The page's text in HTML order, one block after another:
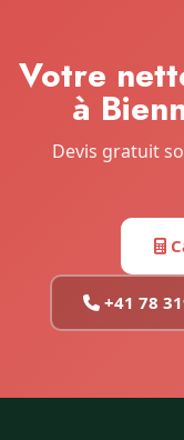
Votre
à
Devis gratuit
+41 78